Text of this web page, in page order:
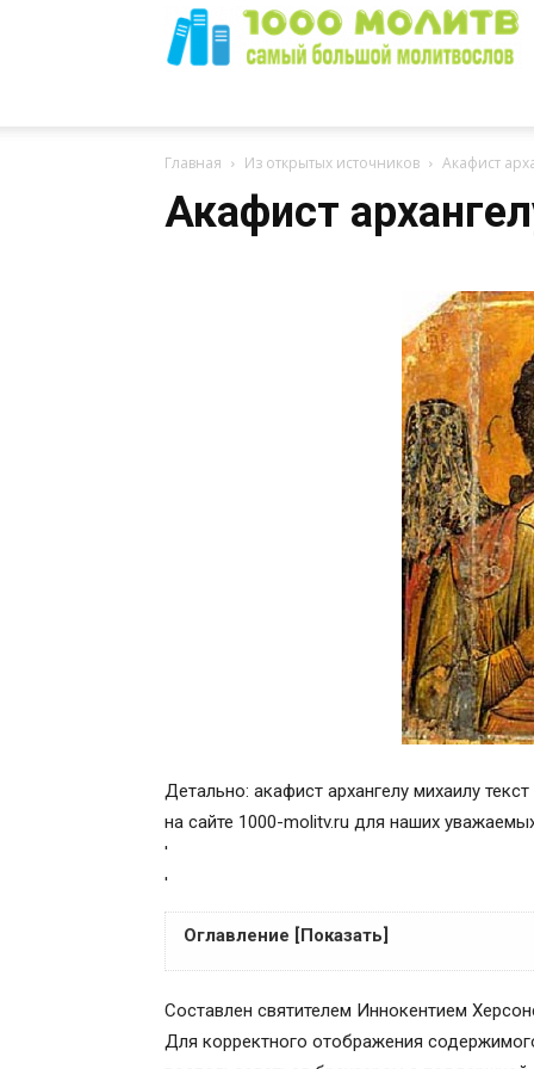
Главная Из открытых источников Акафист
Акафист
Детально: акафист архангелу михаилу
на сайте 1000-molitv.ru для наших
'
'
Оглавление [Показать]
Воспоминание чуда Архистратига
Собор Архистратига Божия Михаила и
Составлен святителем Иннокентием
Для корректного отображения